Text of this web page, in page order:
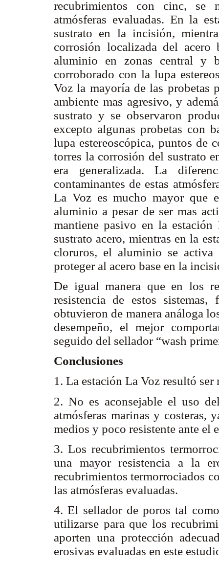
recubrimientos con cinc, se
atmósferas evaluadas. En la
sustrato en la incisión,
corrosión localizada del
aluminio en zonas central y
corroborado con la lupa
Voz la mayoría de las probetas
ambiente mas agresivo, y
sustrato y se observaron
excepto algunas probetas con
lupa estereoscópica, puntos de
torres la corrosión del sustrato
era generalizada. La
contaminantes de estas
La Voz es mucho mayor que
aluminio a pesar de ser mas
mantiene pasivo en la
sustrato acero, mientras en la
cloruros, el aluminio se
proteger al acero base en la
De igual manera que en los
resistencia de estos
obtuvieron de manera análoga
desempeño, el mejor
seguido del sellador “wash
Conclusiones
1. La estación La Voz resultó
2. No es aconsejable el uso
atmósferas marinas y costeras,
medios y poco resistente ante el
3. Los recubrimientos
una mayor resistencia a la
recubrimientos termorrociados
las atmósferas evaluadas.
4. El sellador de poros tal
utilizarse para que los
aporten una protección
erosivas evaluadas en este